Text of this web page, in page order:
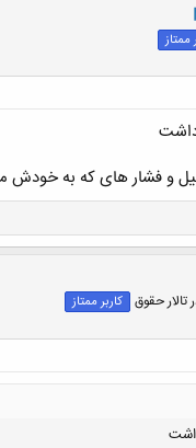
ممتاز
و فشار های که به خودش
تالار حقوق کاربر ممتاز